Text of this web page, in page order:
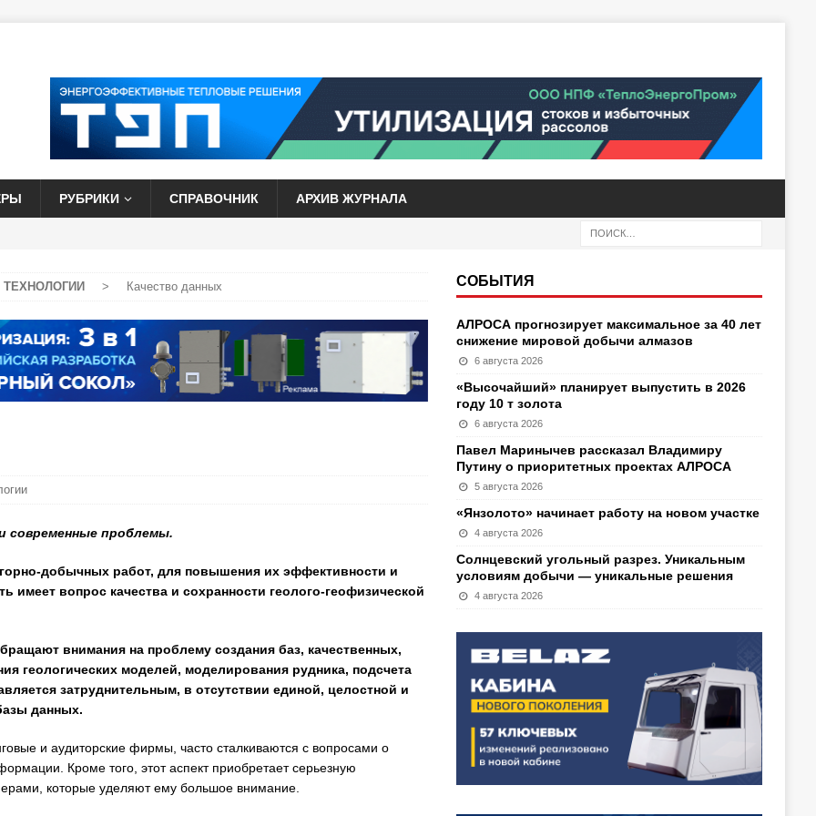
РУБРИКИ СПРАВОЧНИК АРХИВ ЖУРНАЛА
> Качество данных
современные проблемы.
добычных работ, для повышения их эффективности и
вопрос качества и сохранности геолого-геофизической
внимания на проблему создания баз, качественных,
геологических моделей, моделирования рудника, подсчета
затруднительным, в отсутствии единой, целостной и
данных.
и аудиторские фирмы, часто сталкиваются с вопросами о
Кроме того, этот аспект приобретает серьезную
которые уделяют ему большое внимание.
СОБЫТИЯ
АЛРОСА прогнозирует максимальное за 40 лет
снижение мировой добычи алмазов
6 августа 2026
«Высочайший» планирует выпустить в 2026
году 10 т золота
6 августа 2026
Павел Маринычев рассказал Владимиру
Путину о приоритетных проектах АЛРОСА
5 августа 2026
«Янзолото» начинает работу на новом участке
4 августа 2026
Солнцевский угольный разрез. Уникальным
условиям добычи — уникальные решения
4 августа 2026